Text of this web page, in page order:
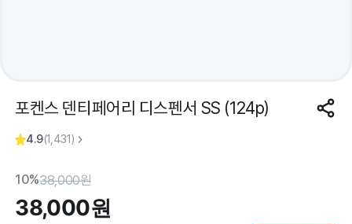
포켄스 덴티페어리 디스펜서 SS (124p)
4.9(1,431)
10%38,000원
38,000원